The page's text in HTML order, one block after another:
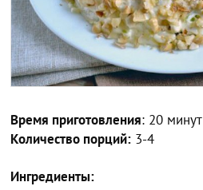
Время приготовления: 20 минут
Количество порций: 3-4
Ингредиенты: